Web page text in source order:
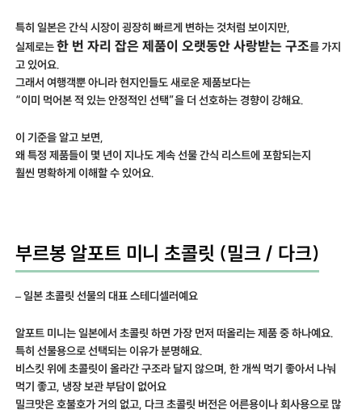
특히 일본은 간식 시장이 굉장히 빠르게 변하는 것처럼 보이지만,
실제로는한 번 자리 잡은 제품이 오랫동안 사랑받는 구조를 가지
고 있어요.
그래서 여행객뿐 아니라 현지인들도 새로운 제품보다는
“이미 먹어본 적 있는 안정적인 선택”을 더 선호하는 경향이 강해요.
이 기준을 알고 보면,
왜 특정 제품들이 몇 년이 지나도 계속 선물 간식 리스트에 포함되는지
훨씬 명확하게 이해할 수 있어요.
부르봉 알포트 미니 초콜릿 (밀크 / 다크)
– 일본 초콜릿 선물의 대표 스테디셀러예요
알포트 미니는 일본에서 초콜릿 하면 가장 먼저 떠올리는 제품 중 하나예요.
특히 선물용으로 선택되는 이유가 분명해요.
비스킷 위에 초콜릿이 올라간 구조라 달지 않으며, 한 개씩 먹기 좋아서 나눠
먹기 좋고, 냉장 보관 부담이 없어요
밀크맛은 호불호가 거의 없고, 다크 초콜릿 버전은 어른용이나 회사용으로 많